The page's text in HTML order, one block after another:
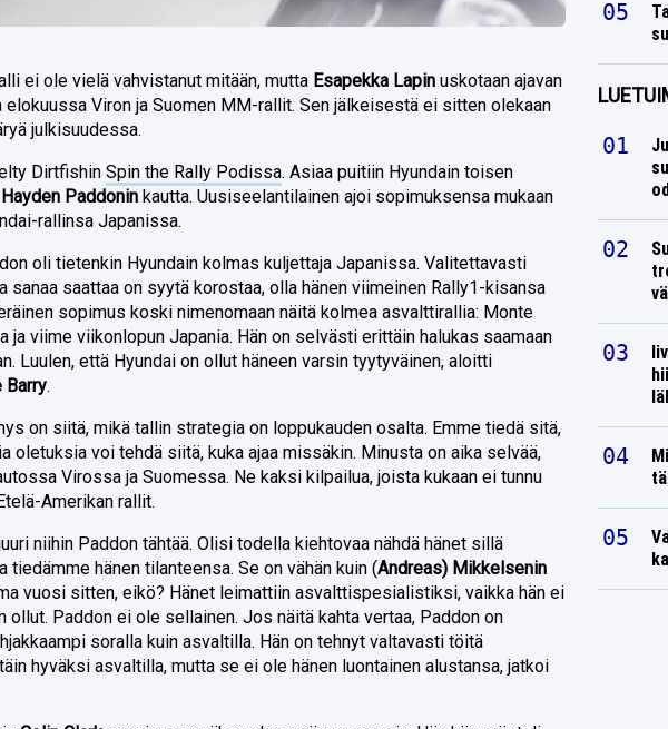
ei ole vielä vahvistanut mitään, mutta Esapekka Lapin uskotaan ajavan
elokuussa Viron ja Suomen MM-rallit. Sen jälkeisestä ei sitten olekaan
julkisuudessa.
DirtfishinSpin the Rally Podissa. Asiaa puitiin Hyundain toisen
Hayden Paddonin kautta. Uusiseelantilainen ajoi sopimuksensa mukaan
rallinsa Japanissa.
oli tietenkin Hyundain kolmas kuljettaja Japanissa. Valitettavasti
sanaa saattaa on syytä korostaa, olla hänen viimeinen Rally1-kisansa
sopimus koski nimenomaan näitä kolmea asvalttirallia: Monte
ja viime viikonlopun Japania. Hän on selvästi erittäin halukas saamaan
Luulen, että Hyundai on ollut häneen varsin tyytyväinen, aloitti
Barry.
on siitä, mikä tallin strategia on loppukauden osalta. Emme tiedä sitä,
oletuksia voi tehdä siitä, kuka ajaa missäkin. Minusta on aika selvää,
Virossa ja Suomessa. Ne kaksi kilpailua, joista kukaan ei tunnu
Amerikan rallit.
niihin Paddon tähtää. Olisi todella kiehtovaa nähdä hänet sillä
tiedämme hänen tilanteensa. Se on vähän kuin (Andreas) Mikkelsenin
vuosi sitten, eikö? Hänet leimattiin asvalttispesialistiksi, vaikka hän ei
ollut. Paddon ei ole sellainen. Jos näitä kahta vertaa, Paddon on
soralla kuin asvaltilla. Hän on tehnyt valtavasti töitä
hyväksi asvaltilla, mutta se ei ole hänen luontainen alustansa, jatkoi